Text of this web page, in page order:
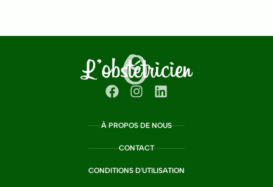
À PROPOS DE NOUS
CONTACT
CONDITIONS D'UTILISATION